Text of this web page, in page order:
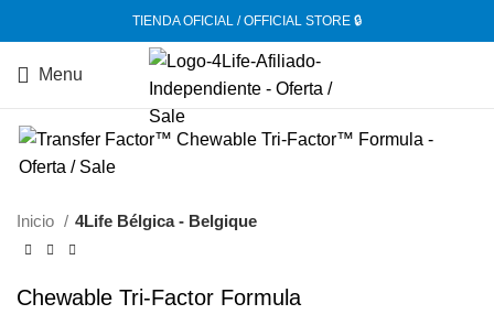
TIENDA OFICIAL / OFFICIAL STORE 🔒
Menu
Inicio 4Life Bélgica - Belgique
Chewable Tri-Factor Formula